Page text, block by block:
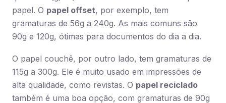
papel. O papel offset, por exemplo, tem
gramaturas de 56g a 240g. As mais comuns são
90g e 120g, ótimas para documentos do dia a dia.
O papel couchê, por outro lado, tem gramaturas de
115g a 300g. Ele é muito usado em impressões de
alta qualidade, como revistas. O papel reciclado
também é uma boa opção, com gramaturas de 90g